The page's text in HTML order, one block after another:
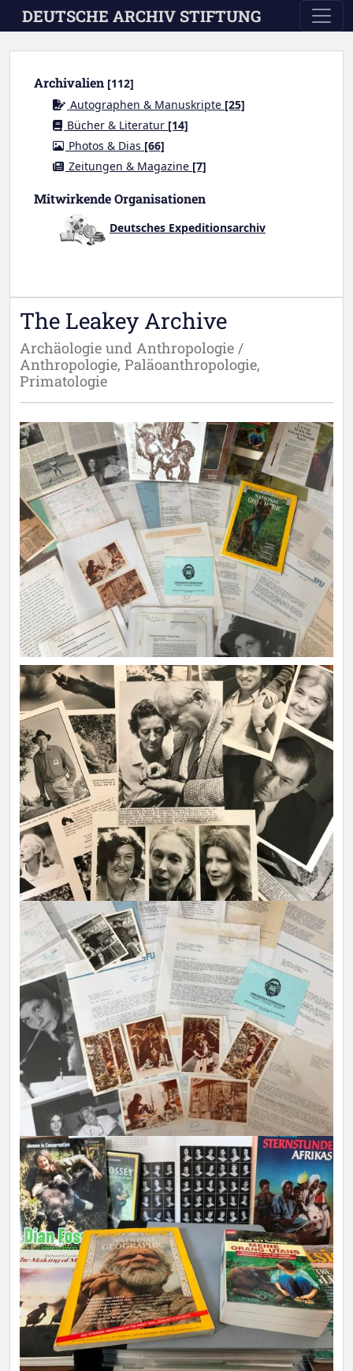
Skip to main content
DEUTSCHE ARCHIV STIFTUNG
The Leakey Archive
Archäologie und Anthropologie /
Anthropologie, Paläoanthropologie,
Primatologie
Archivalien [112]
Autographen & Manuskripte [25]
Bücher & Literatur [14]
Photos & Dias [66]
Zeitungen & Magazine [7]
Mitwirkende Organisationen
Deutsches Expeditionsarchiv